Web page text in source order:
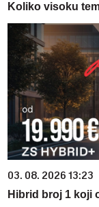
Koliko visoku
03. 08. 2026 13:23
Hibrid broj 1 koji